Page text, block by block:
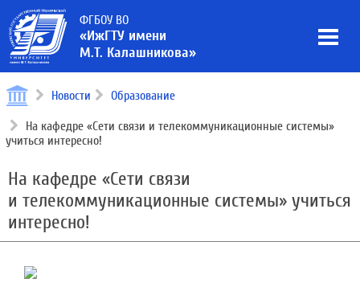
ФГБОУ ВО
«ИжГТУ имени
М.Т. Калашникова»
Новости Образование
На кафедре «Сети связи и телекоммуникационные системы»
учиться интересно!
На кафедре «Сети связи
и телекоммуникационные системы» учиться
интересно!